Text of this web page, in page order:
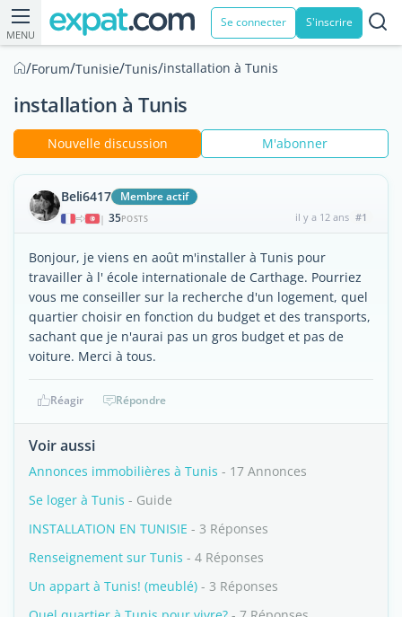
MENU
Se connecter S'inscrire
/Forum/Tunisie/Tunis/installation à Tunis
installation à Tunis
Nouvelle discussion M'abonner
Beli6417 Membre actif
| 35POSTS il y a 12 ans #1
Bonjour, je viens en août m'installer à Tunis pour
travailler à l' école internationale de Carthage. Pourriez
vous me conseiller sur la recherche d'un logement, quel
quartier choisir en fonction du budget et des transports,
sachant que je n'aurai pas un gros budget et pas de
voiture. Merci à tous.
Réagir Répondre
Voir aussi
Annonces immobilières à Tunis - 17 Annonces
Se loger à Tunis - Guide
INSTALLATION EN TUNISIE - 3 Réponses
Renseignement sur Tunis - 4 Réponses
Un appart à Tunis! (meublé) - 3 Réponses